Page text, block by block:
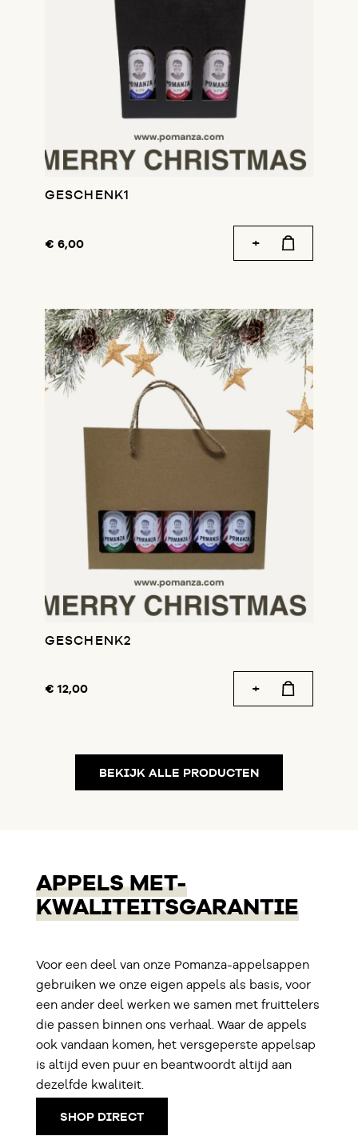
GESCHENK1
€ 6,00
GESCHENK2
€ 12,00
BEKIJK ALLE PRODUCTEN
APPELS MET-
KWALITEITSGARANTIE
Voor een deel van onze Pomanza-appelsappen
gebruiken we onze eigen appels als basis, voor
een ander deel werken we samen met fruittelers
die passen binnen ons verhaal. Waar de appels
ook vandaan komen, het versgeperste appelsap
is altijd even puur en beantwoordt altijd aan
dezelfde kwaliteit.
SHOP DIRECT